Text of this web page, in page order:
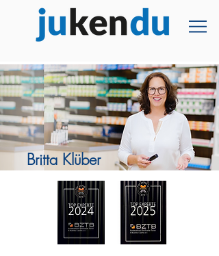
Britta Klüber